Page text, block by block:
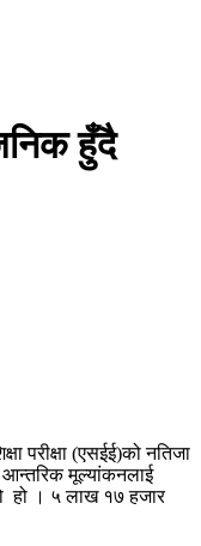
हुँदै
परीक्षा (एसईई)को नतिजा
मूल्यांकनलाई
हो । ५ लाख १७ हजार